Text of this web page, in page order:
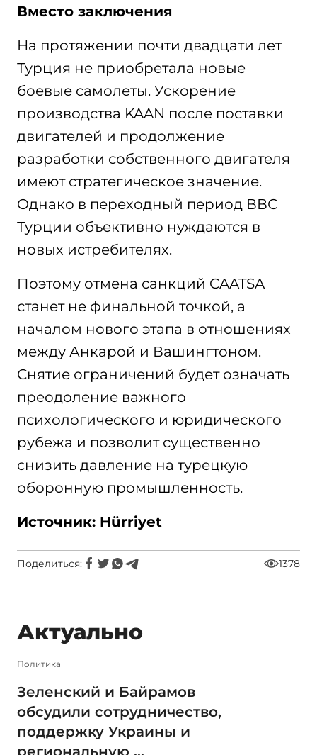
Вместо заключения
На протяжении почти двадцати лет
Турция не приобретала новые
боевые самолеты. Ускорение
производства KAAN после поставки
двигателей и продолжение
разработки собственного двигателя
имеют стратегическое значение.
Однако в переходный период ВВС
Турции объективно нуждаются в
новых истребителях.
Поэтому отмена санкций CAATSA
станет не финальной точкой, а
началом нового этапа в отношениях
между Анкарой и Вашингтоном.
Снятие ограничений будет означать
преодоление важного
психологического и юридического
рубежа и позволит существенно
снизить давление на турецкую
оборонную промышленность.
Источник: Hürriyet
Поделиться: 1378
Актуально
Политика
Зеленский и Байрамов
обсудили сотрудничество,
поддержку Украины и
региональную ...